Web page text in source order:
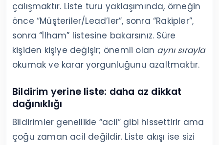
çalışmaktır. Liste turu yaklaşımında, örneğin
önce “Müşteriler/Lead’ler”, sonra “Rakipler”,
sonra “İlham” listesine bakarsınız. Süre
kişiden kişiye değişir; önemli olan aynı sırayla
okumak ve karar yorgunluğunu azaltmaktır.
Bildirim yerine liste: daha az dikkat
dağınıklığı
Bildirimler genellikle “acil” gibi hissettirir ama
çoğu zaman acil değildir. Liste akışı ise sizi